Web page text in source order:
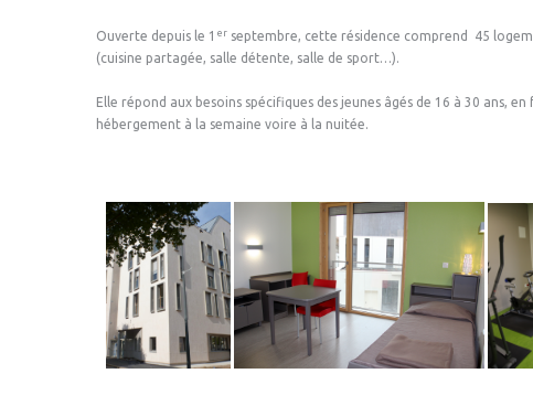
Ouverte depuis le 1 er septembre, cette résidence comprend 45
(cuisine partagée, salle détente, salle de sport…).
Elle répond aux besoins spécifiques des jeunes âgés de 16 à 30 ans,
hébergement à la semaine voire à la nuitée.